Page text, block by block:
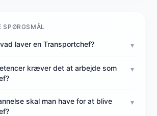
SPØRGSMÅL
laver en Transportchef? ▾
kræver det at arbejde som
▾
skal man have for at blive
▾